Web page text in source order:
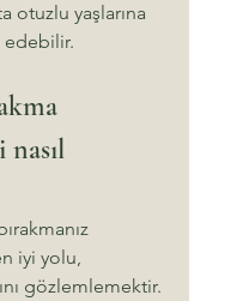
otuzlu yaşlarına
edebilir.
nasıl
iyi yolu,
gözlemlemektir.